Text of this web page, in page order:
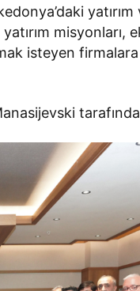
yatırım
misyonları,
isteyen